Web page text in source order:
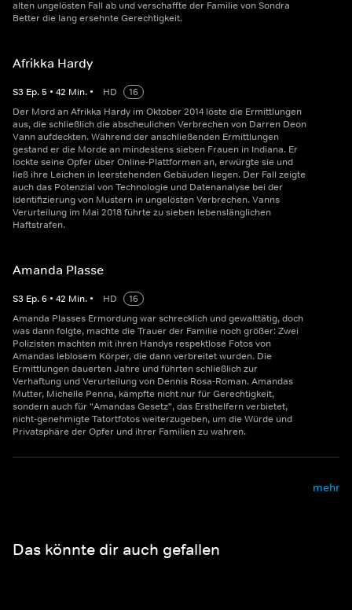
alten ungelösten Fall ab und verschaffte der Familie von Sondra
Better die lang ersehnte Gerechtigkeit.
Afrikka Hardy
S3 Ep.5 • 42 Min. • HD
16
Der Mord an Afrikka Hardy im Oktober 2014 löste die Ermittlungen
aus, die schließlich die abscheulichen Verbrechen von Darren Deon
Vann aufdeckten. Während der anschließenden Ermittlungen
gestand er die Morde an mindestens sieben Frauen in Indiana. Er
lockte seine Opfer über Online-Plattformen an, erwürgte sie und
ließ ihre Leichen in leerstehenden Gebäuden liegen. Der Fall zeigte
auch das Potenzial von Technologie und Datenanalyse bei der
Identifizierung von Mustern in ungelösten Verbrechen. Vanns
Verurteilung im Mai 2018 führte zu sieben lebenslänglichen
Haftstrafen.
Amanda Plasse
S3 Ep.6 • 42 Min. • HD
16
Amanda Plasses Ermordung war schrecklich und gewalttätig, doch
was dann folgte, machte die Trauer der Familie noch größer: Zwei
Polizisten machten mit ihren Handys respektlose Fotos von
Amandas leblosem Körper, die dann verbreitet wurden. Die
Ermittlungen dauerten Jahre und führten schließlich zur
Verhaftung und Verurteilung von Dennis Rosa-Roman. Amandas
Mutter, Michelle Penna, kämpfte nicht nur für Gerechtigkeit,
sondern auch für "Amandas Gesetz", das Ersthelfern verbietet,
nicht-genehmigte Tatortfotos weiterzugeben, um die Würde und
Privatsphäre der Opfer und ihrer Familien zu wahren.
mehr
Das könnte dir auch gefallen